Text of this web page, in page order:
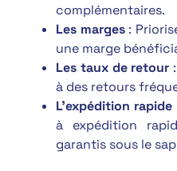
complémentaires.
Les marges:
une marge
Les taux de retour
à des retours
L’expédition rapide
à expédition
garantis sous le